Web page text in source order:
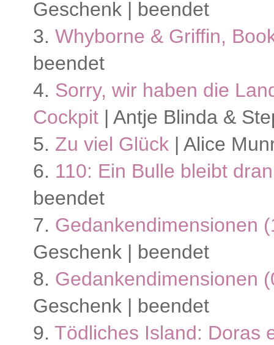
Geschenk | beendet
3. Whyborne & Griffin,
beendet
4. Sorry, wir haben die
Cockpit | Antje Blinda &
5. Zu viel Glück | Alice
6. 110: Ein Bulle bleibt dran
beendet
7. Gedankendimensionen
Geschenk | beendet
8. Gedankendimensionen
Geschenk | beendet
9. Tödliches Island: Doras